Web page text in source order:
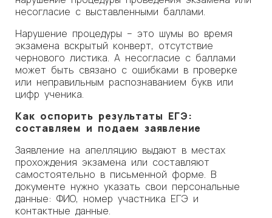
несогласие с выставленными баллами.
Нарушение процедуры – это шумы во время
экзамена вскрытый конверт, отсутствие
чернового листика. А несогласие с баллами
может быть связано с ошибками в проверке
или неправильным распознаванием букв или
цифр ученика.
Как оспорить результаты ЕГЭ:
составляем и подаем заявление
Заявление на апелляцию выдают в местах
прохождения экзамена или составляют
самостоятельно в письменной форме. В
документе нужно указать свои персональные
данные: ФИО, номер участника ЕГЭ и
контактные данные.